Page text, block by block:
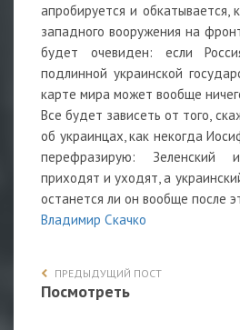
апробируется и обкатывается,
западного вооружения на
будет очевиден: если
подлинной украинской
карте мира может вообще
Все будет зависеть от того,
об украинцах, как некогда
перефразирую: Зеленский
приходят и уходят, а
останется ли он вообще после
Владимир Скачко
ПРЕДЫДУЩИЙ ПОСТ
Посмотреть